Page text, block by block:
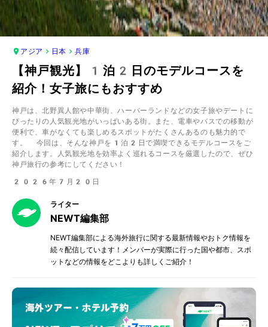
アジア 日本 兵庫
【神戸観光】1泊2日のモデルコースを
紹介！女子旅にもおすすめ
神戸は、北野異人館や中華街、ハーバーランドなどの女子旅やデートに
ぴったりの人気観光地がいっぱいある街。また、電車やバスでの移動が
便利で、車がなくても楽しめるスポットがたくさんあるのも魅力的で
す。 今回は、そんな神戸を1泊2日で満喫できるモデルコースをご
紹介します。人気観光地を効率よく巡れるコースを厳選したので、ぜひ
神戸旅行の参考にしてください！
2026年7月20日
ライター
NEWT編集部
NEWT編集部による海外旅行に関する最新情報やおトク情報を
続々配信しています！メンバーが実際に行った国や都市、スポ
ットなどの情報をどこよりも詳しくご紹介！